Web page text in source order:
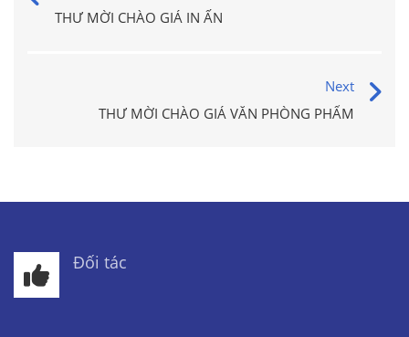
THƯ MỜI CHÀO GIÁ IN ẤN
Next
THƯ MỜI CHÀO GIÁ VĂN PHÒNG PHẨM
Đối tác